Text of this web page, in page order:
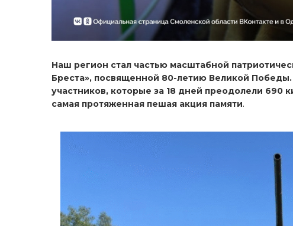
Наш регион стал частью масштабной
Бреста», посвященной 80-летию Великой
участников, которые за 18 дней преодолели 690
самая протяженная пешая акция памяти.